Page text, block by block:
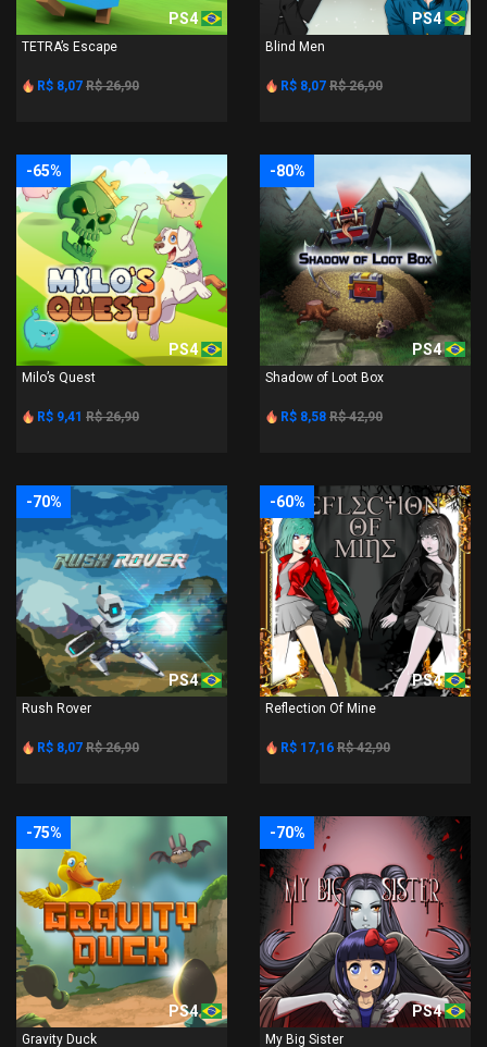
PS4
TETRA’s Escape
R$ 8,07 R$ 26,90
PS4
Blind Men
R$ 8,07 R$ 26,90
-65%
PS4
Milo’s Quest
R$ 9,41 R$ 26,90
-80%
PS4
Shadow of Loot Box
R$ 8,58 R$ 42,90
-70%
PS4
Rush Rover
R$ 8,07 R$ 26,90
-60%
PS4
Reflection Of Mine
R$ 17,16 R$ 42,90
-75%
PS4
Gravity Duck
-70%
PS4
My Big Sister